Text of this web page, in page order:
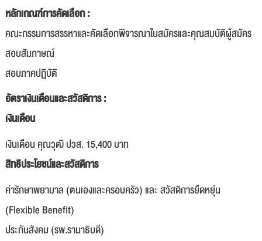
หลักเกณฑ์การคัดเลือก :
คณะกรรมการสรรหาและคัดเลือกพิจารณาใบสมัครและคุณสมบัติผู้สมัคร
สอบสัมภาษณ์
สอบภาคปฏิบัติ
อัตราเงินเดือนและสวัสดิการ :
เงินเดือน
เงินเดือน คุณวุฒิ ปวส. 15,400 บาท
สิทธิประโยชน์และสวัสดิการ
ค่ารักษาพยาบาล (ตนเองและครอบครัว) และ สวัสดิการยืดหยุ่น
(Flexible Benefit)
ประกันสังคม (รพ.รามาธิบดี)